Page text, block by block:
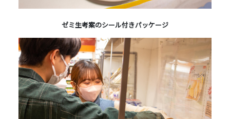
ゼミ生考案のシール付きパッケージ